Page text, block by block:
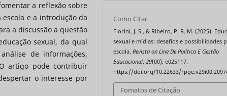
a reflexão sobre
e a introdução da
a discussão a questão
sexual, da qual
de informações,
artigo pode contribuir
o interesse por
Como Citar
Fiorini, J. S., & Ribeiro, P. R. M. (2025).
sexual e mídias: desafios e possibilidades
escola.Revista on Line De Política E Gestão
Educacional,29(00), e025117.
https://doi.org/10.22633/
Fomatos de Citação